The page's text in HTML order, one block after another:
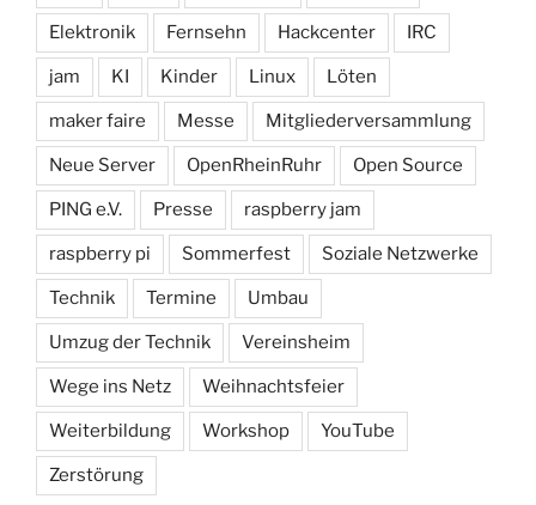
Elektronik Fernsehn Hackcenter IRC
jam KI Kinder Linux Löten
maker faire Messe Mitgliederversammlung
Neue Server OpenRheinRuhr Open Source
PING e.V. Presse raspberry jam
raspberry pi Sommerfest Soziale Netzwerke
Technik Termine Umbau
Umzug der Technik Vereinsheim
Wege ins Netz Weihnachtsfeier
Weiterbildung Workshop YouTube
Zerstörung